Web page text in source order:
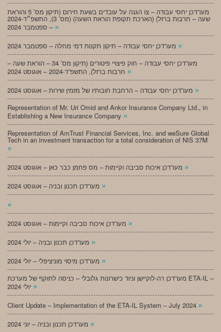
מעו”דכן יחסי עבודה – צו הגנה על עובדים בשעת חירום (תיקון מס’ 5 והוראת
שעה – חרבות ברזל) (הארכת תקופת הוראת השעה) (מס’ 3), התשפ״ד-2024
– ספטמבר 2024 »
»
מעו”דכן יחסי עבודה – חוק פיצויי פיטורים (תיקון מס’ 34 – הוראת שעה –
»
»
Representation of Mr. Uri Omid and Ankor Insurance Company Ltd., in
Establishing a New Insurance Company »
Representation of AmTrust Financial Services, Inc. and weSure Global
Tech in an investment transaction for a total consideration of NIS 37M
»
»
»
»
»
»
»
מעו”דכן רה-לוקיישן וניוד כישרונות גלובלי – כניסה לתוקף של מערכת ETA-IL –
»
Client Update – Implementation of the ETA-IL System – July 2024 »
»